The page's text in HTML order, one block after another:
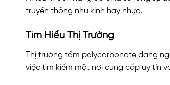
truyền thống như kính hay nhựa.
Tìm Hiểu Thị Trường
Thị trường tấm polycarbonate đang
việc tìm kiếm một nơi cung cấp uy tín